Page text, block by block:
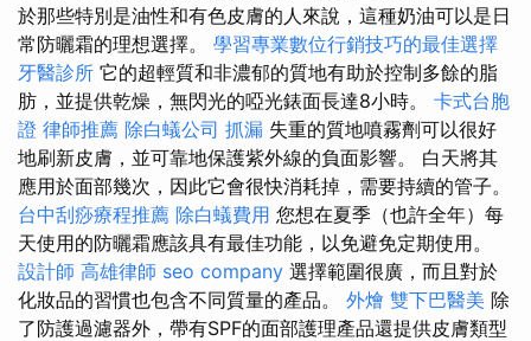
於那些特別是油性和有色皮膚的人來說，這種奶油可以是日
常防曬霜的理想選擇。 學習專業數位行銷技巧的最佳選擇
牙醫診所 它的超輕質和非濃郁的質地有助於控制多餘的脂
肪，並提供乾燥，無閃光的啞光錶面長達8小時。 卡式台胞
證 律師推薦 除白蟻公司 抓漏 失重的質地噴霧劑可以很好
地刷新皮膚，並可靠地保護紫外線的負面影響。 白天將其
應用於面部幾次，因此它會很快消耗掉，需要持續的管子。
台中刮痧療程推薦 除白蟻費用 您想在夏季（也許全年）每
天使用的防曬霜應該具有最佳功能，以免避免定期使用。
設計師 高雄律師 seo company 選擇範圍很廣，而且對於
化妝品的習慣也包含不同質量的產品。 外燴 雙下巴醫美 除
了防護過濾器外，帶有SPF的面部護理產品還提供皮膚類型